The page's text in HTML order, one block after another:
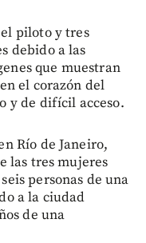
piloto y tres
debido a las
que muestran
el corazón del
y de difícil acceso.
Río de Janeiro,
las tres mujeres
personas de una
a la ciudad
de una